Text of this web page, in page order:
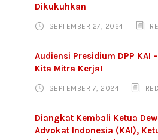
Dikukuhkan
SEPTEMBER 27, 2024
Audiensi Presidium DPP KAI
Kita Mitra Kerja!
SEPTEMBER 7, 2024
Diangkat Kembali Ketua
Advokat Indonesia (KAI),